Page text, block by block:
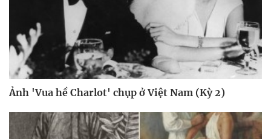
Ảnh 'Vua hề Charlot' chụp ở Việt Nam (Kỳ 2)